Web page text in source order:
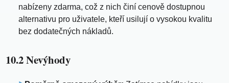
nabízeny zdarma, což z nich činí cenově dostupnou
alternativu pro uživatele, kteří usilují o vysokou kvalitu
bez dodatečných nákladů.
10.2 Nevýhody